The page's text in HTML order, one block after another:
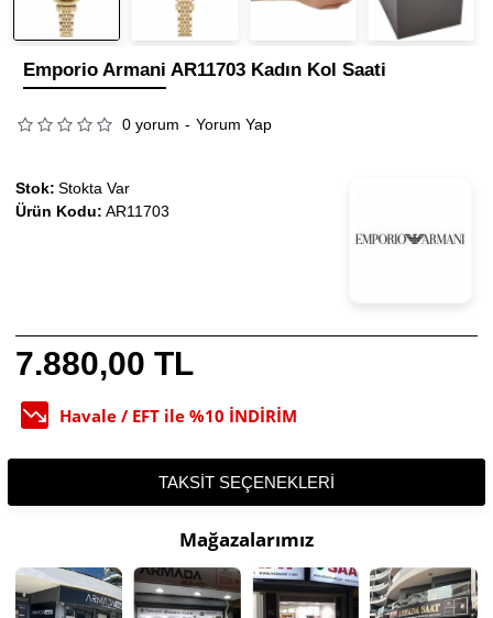
Emporio Armani AR11703 Kadın Kol Saati
0 yorum - Yorum Yap
7.880,00 TL
Havale / EFT ile %10 İNDİRİM
Stok: Stokta Var
Ürün Kodu: AR11703
TAKSIT SEÇENEKLERI
Mağazalarımız